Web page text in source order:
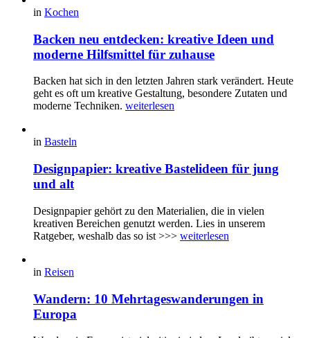
in Kochen
Backen neu entdecken: kreative Ideen und
moderne Hilfsmittel für zuhause
Backen hat sich in den letzten Jahren stark verändert. Heute
geht es oft um kreative Gestaltung, besondere Zutaten und
moderne Techniken. weiterlesen
in Basteln
Designpapier: kreative Bastelideen für jung
und alt
Designpapier gehört zu den Materialien, die in vielen
kreativen Bereichen genutzt werden. Lies in unserem
Ratgeber, weshalb das so ist >>> weiterlesen
in Reisen
Wandern: 10 Mehrtageswanderungen in
Europa